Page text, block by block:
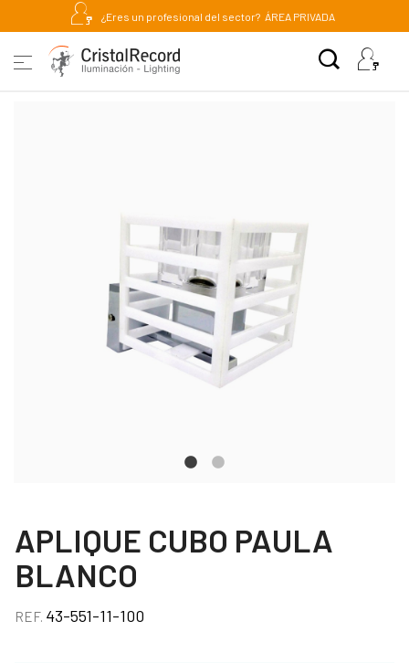
¿Eres un profesional del sector? ÁREA PRIVADA
APLIQUE CUBO PAULA
BLANCO
REF. 43-551-11-100